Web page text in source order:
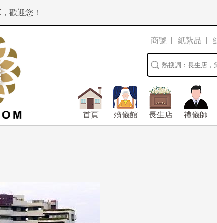
，歡迎您！
商號 紙紥品
首頁 殯儀館 長生店 禮儀師